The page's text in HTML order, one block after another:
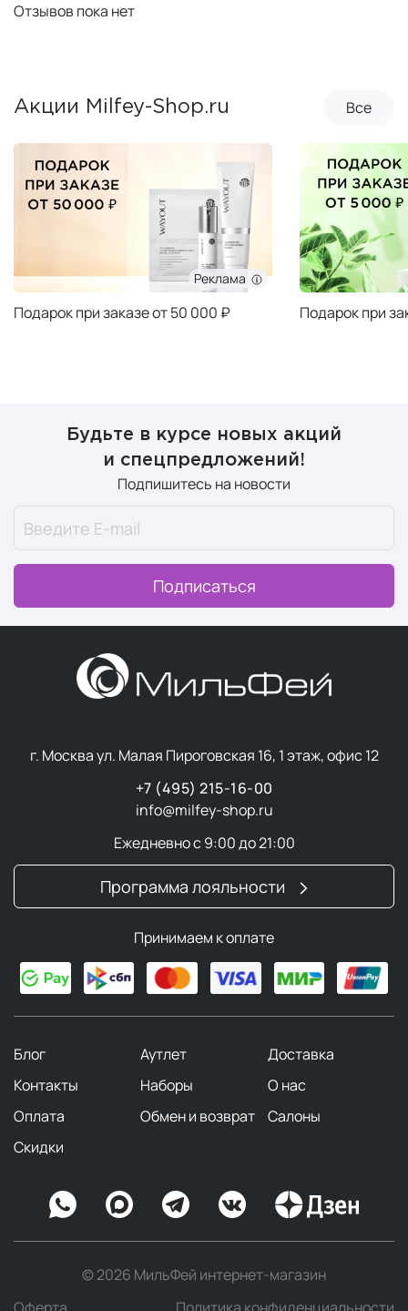
Отзывов пока нет
Акции Milfey-Shop.ru Все
Реклама
Подарок при заказе от 50 000 ₽ Подарок при
Будьте в курсе новых акций
и спецпредложений!
Подпишитесь на новости
Подписаться
г. Москва ул. Малая Пироговская 16, 1 этаж, офис 12
+7 (495) 215-16-00
info@milfey-shop.ru
Ежедневно с 9:00 до 21:00
Программа лояльности
Принимаем к оплате
Блог Аутлет
Доставка
Контакты
Наборы
О нас
Оплата
Обмен и возврат
Салоны
Скидки
© 2026 МильФей интернет-магазин